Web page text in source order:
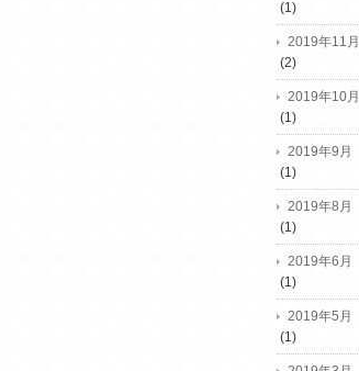
(1)
2019年11月
(2)
2019年10月
(1)
2019年9月
(1)
2019年8月
(1)
2019年6月
(1)
2019年5月
(1)